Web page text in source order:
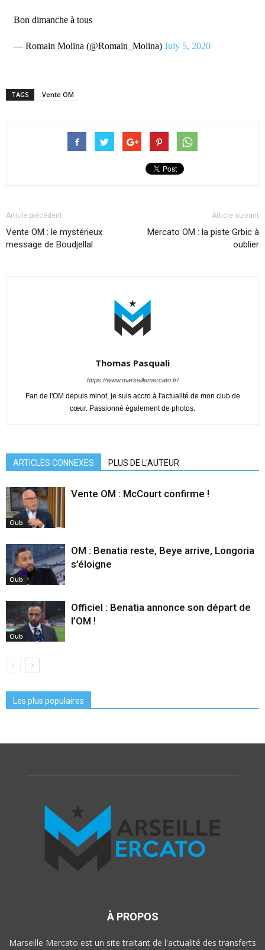
Bon dimanche à tous
— Romain Molina (@Romain_Molina) July 5, 2020
TAGS Vente OM
Article précédent
Vente OM : le mystérieux
message de Boudjellal
Article suivant
Mercato OM : la piste Grbic à
oublier
Thomas Pasquali
https://www.marseillemercato.fr/
Fan de l'OM depuis minot, je suis accro à l'actualité de mon club de
cœur. Passionné également de photos.
ARTICLES CONNEXES PLUS DE L'AUTEUR
Club
Vente OM : McCourt confirme !
Club
OM : Benatia reste, Beye arrive, Longoria
s’éloigne
Club
Officiel : Benatia annonce son départ de
l’OM !
Les plus populaires
À PROPOS
Marseille Mercato est un site traitant de l'actualité des transferts